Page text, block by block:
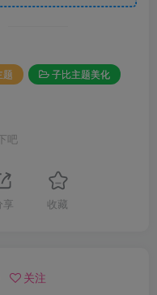
题
子比主题美化
吧
享 收藏
关注